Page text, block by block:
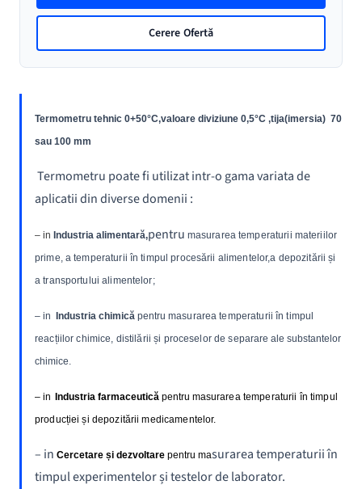
Termometru tehnic 0+50°C,valoare diviziune 0,5°C ,tija(imersia) 70
sau 100 mm
Termometru poate fi utilizat intr-o gama variata de
aplicatii din diverse domenii :
– in Industria alimentară,pentru masurarea temperaturii materiilor
prime, a temperaturii în timpul procesării alimentelor,a depozitării și
a transportului alimentelor;
–in Industria chimicăpentru masurarea temperaturii în timpul
reacțiilor chimice, distilării și proceselor de separare ale substantelor
chimice.
– in Industria farmaceutică pentru masurarea temperaturii în timpul
producției și depozitării medicamentelor.
– in Cercetare și dezvoltare pentru masurarea temperaturii în
timpul experimentelor și testelor de laborator.
0+50
Cerere Ofertă